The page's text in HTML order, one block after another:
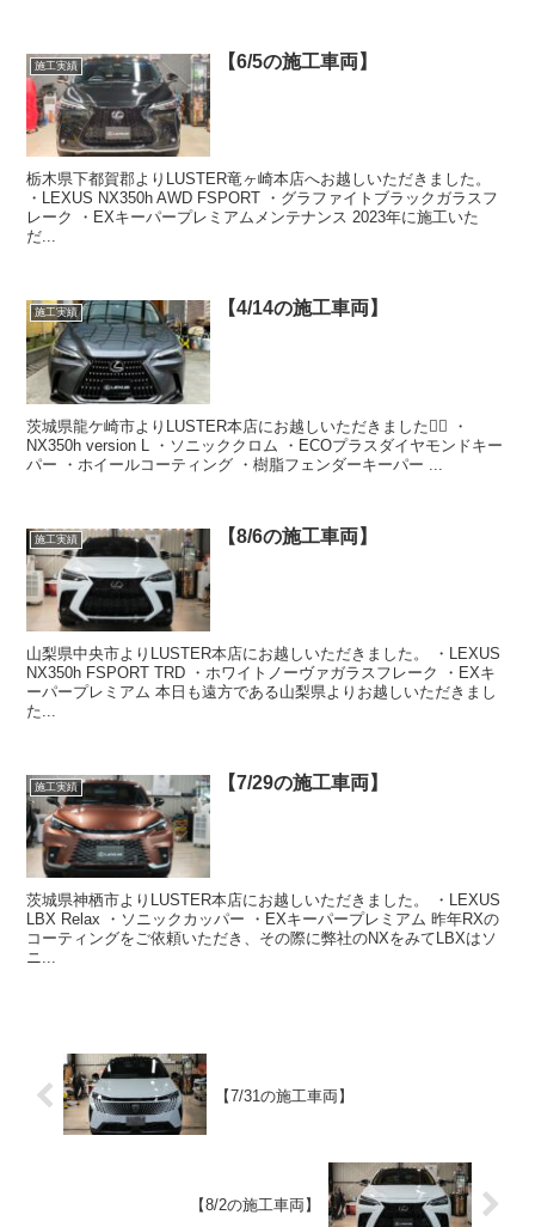
施工実績 【6/5の施工車両】
栃木県下都賀郡よりLUSTER竜ヶ崎本店へお越しいただきました。
・LEXUS NX350h AWD FSPORT ・グラファイトブラックガラスフ
レーク ・EXキーパープレミアムメンテナンス 2023年に施工いた
だ...
施工実績 【4/14の施工車両】
茨城県龍ケ崎市よりLUSTER本店にお越しいただきました🙇‍♂️ ・
NX350h version L ・ソニッククロム ・ECOプラスダイヤモンドキー
パー ・ホイールコーティング ・樹脂フェンダーキーパー ...
施工実績 【8/6の施工車両】
山梨県中央市よりLUSTER本店にお越しいただきました。 ・LEXUS
NX350h FSPORT TRD ・ホワイトノーヴァガラスフレーク ・EXキ
ーパープレミアム 本日も遠方である山梨県よりお越しいただきまし
た...
施工実績 【7/29の施工車両】
茨城県神栖市よりLUSTER本店にお越しいただきました。 ・LEXUS
LBX Relax ・ソニックカッパー ・EXキーパープレミアム 昨年RXの
コーティングをご依頼いただき、その際に弊社のNXをみてLBXはソ
ニ...
【7/31の施工車両】
【8/2の施工車両】